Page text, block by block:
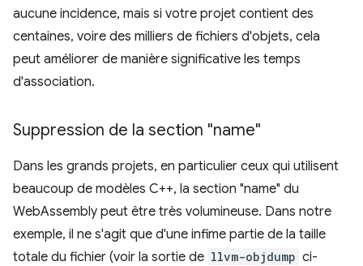
aucune incidence, mais si votre projet contient des
centaines, voire des milliers de fichiers d'objets, cela
peut améliorer de manière significative les temps
d'association.
Suppression de la section "name"
Dans les grands projets, en particulier ceux qui utilisent
beaucoup de modèles C++, la section "name" du
WebAssembly peut être très volumineuse. Dans notre
exemple, il ne s'agit que d'une infime partie de la taille
totale du fichier (voir la sortie de llvm-objdump ci-